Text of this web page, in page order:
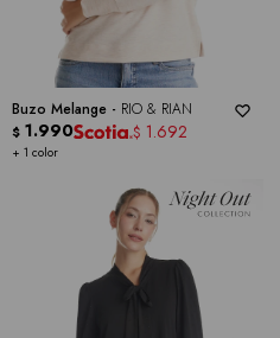
Buzo Melange - RIO & RIAN
+ 1 color
$ 1.990 $ 1.692